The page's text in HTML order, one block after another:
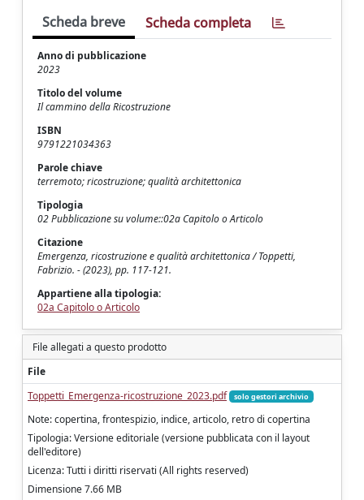
Scheda breve Scheda completa
Anno di pubblicazione
2023
Titolo del volume
Il cammino della Ricostruzione
ISBN
9791221034363
Parole chiave
terremoto; ricostruzione; qualità architettonica
Tipologia
02 Pubblicazione su volume::02a Capitolo o Articolo
Citazione
Emergenza, ricostruzione e qualità architettonica / Toppetti,
Fabrizio. - (2023), pp. 117-121.
Appartiene alla tipologia:
02a Capitolo o Articolo
File allegati a questo prodotto
File
Toppetti_Emergenza-ricostruzione_2023.pdf
solo gestori archivio
Note: copertina, frontespizio, indice, articolo, retro di copertina
Tipologia: Versione editoriale (versione pubblicata con il layout
dell'editore)
Licenza: Tutti i diritti riservati (All rights reserved)
Dimensione 7.66 MB